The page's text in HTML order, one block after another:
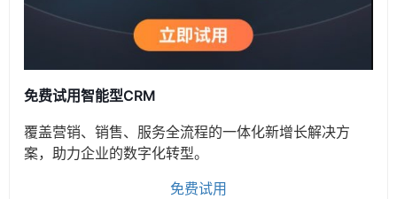
免费试用智能型CRM
覆盖营销、销售、服务全流程的一体化新增长解决方
案，助力企业的数字化转型。
免费试用